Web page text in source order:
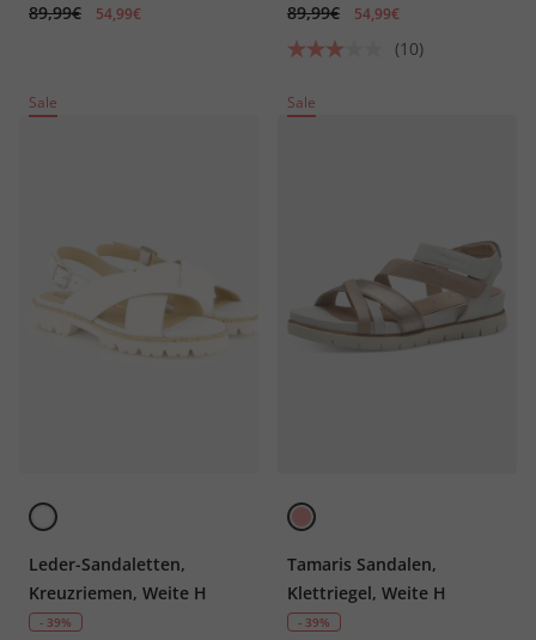
89,99€ 54,99€ 89,99€ 54,99€
(10)
Sale
Leder-Sandaletten,
Kreuzriemen, Weite H
- 39%
Sale
Tamaris Sandalen,
Klettriegel, Weite H
- 39%